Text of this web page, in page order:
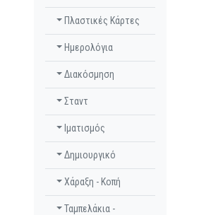
Πλαστικές Κάρτες
Ημερολόγια
Διακόσμηση
Σταντ
Ιματισμός
Δημιουργικό
Χάραξη - Κοπή
Ταμπελάκια -